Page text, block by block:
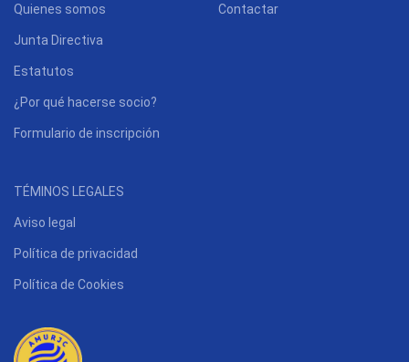
Quienes somos
Junta Directiva
Estatutos
¿Por qué hacerse socio?
Formulario de inscripción
Contactar
TÉMINOS LEGALES
Aviso legal
Política de privacidad
Política de Cookies